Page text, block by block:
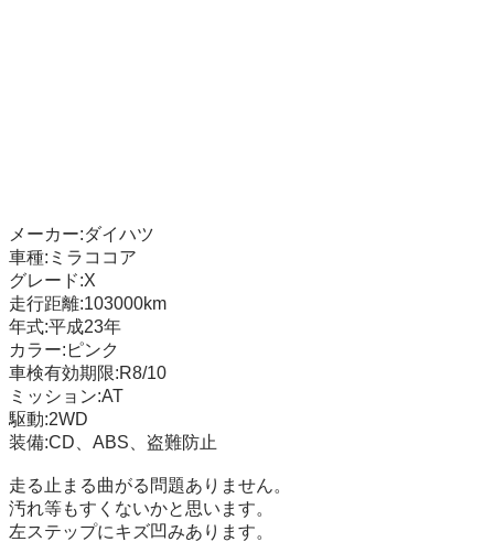
メーカー:ダイハツ
車種:ミラココア
グレード:X
走行距離:103000km
年式:平成23年
カラー:ピンク
車検有効期限:R8/10
ミッション:AT
駆動:2WD
装備:CD、ABS、盗難防止
走る止まる曲がる問題ありません。
汚れ等もすくないかと思います。
左ステップにキズ凹みあります。